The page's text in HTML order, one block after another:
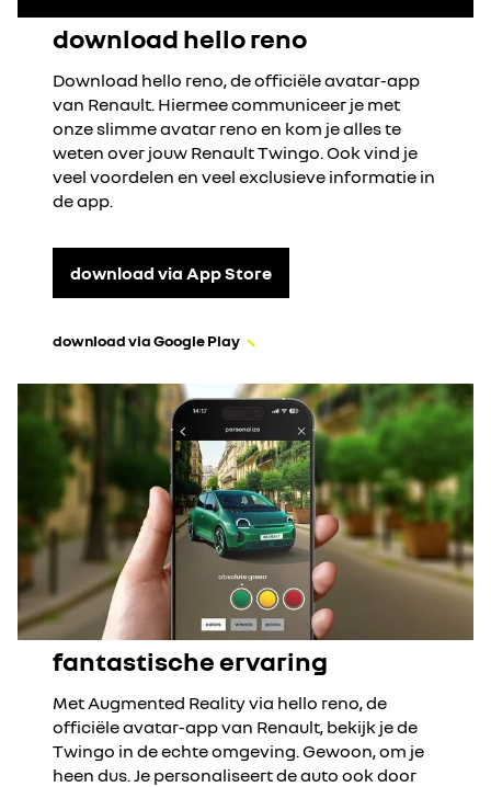
download hello reno
Download hello reno, de officiële avatar-app
van Renault. Hiermee communiceer je met
onze slimme avatar reno en kom je alles te
weten over jouw Renault Twingo. Ook vind je
veel voordelen en veel exclusieve informatie in
de app.
download via App Store
download via Google Play
fantastische ervaring
Met Augmented Reality via hello reno, de
officiële avatar-app van Renault, bekijk je de
Twingo in de echte omgeving. Gewoon, om je
heen dus. Je personaliseert de auto ook door